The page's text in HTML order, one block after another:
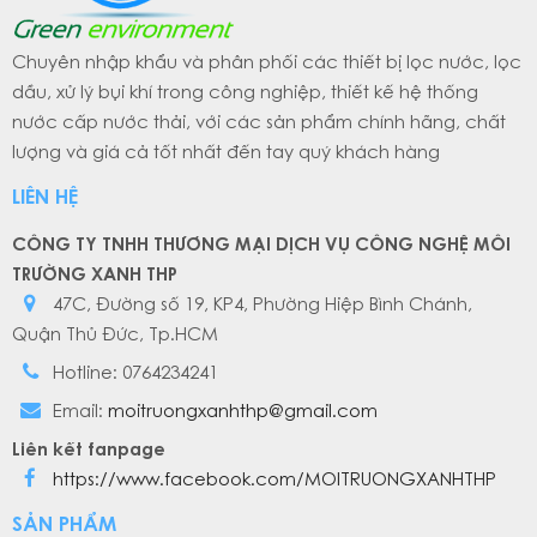
Chuyên nhập khẩu và phân phối các thiết bị lọc nước, lọc
dầu, xử lý bụi khí trong công nghiệp, thiết kế hệ thống
nước cấp nước thải, với các sản phẩm chính hãng, chất
lượng và giá cả tốt nhất đến tay quý khách hàng
LIÊN HỆ
CÔNG TY TNHH THƯƠNG MẠI DỊCH VỤ CÔNG NGHỆ MÔI
TRƯỜNG XANH THP
47C, Đường số 19, KP4, Phường Hiệp Bình Chánh,
Quận Thủ Đức, Tp.HCM
Hotline: 0764234241
Email: moitruongxanhthp@gmail.com
Liên kết fanpage
https://www.facebook.com/MOITRUONGXANHTHP
SẢN PHẨM